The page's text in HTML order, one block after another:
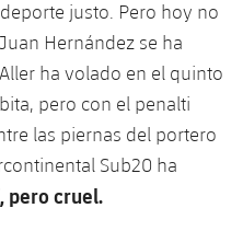
justo. Pero hoy no
Hernández se ha
ha volado en el quinto
pero con el penalti
las piernas del portero
Sub20 ha
pero cruel.